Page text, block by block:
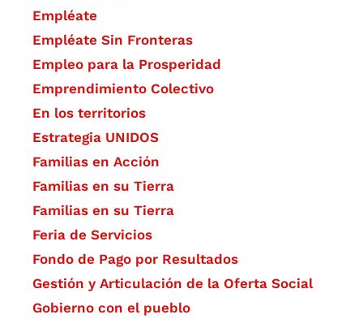
Empléate
Empléate Sin Fronteras
Empleo para la Prosperidad
Emprendimiento Colectivo
En los territorios
Estrategia UNIDOS
Familias en Acción
Familias en su Tierra
Familias en su Tierra
Feria de Servicios
Fondo de Pago por Resultados
Gestión y Articulación de la Oferta Social
Gobierno con el pueblo